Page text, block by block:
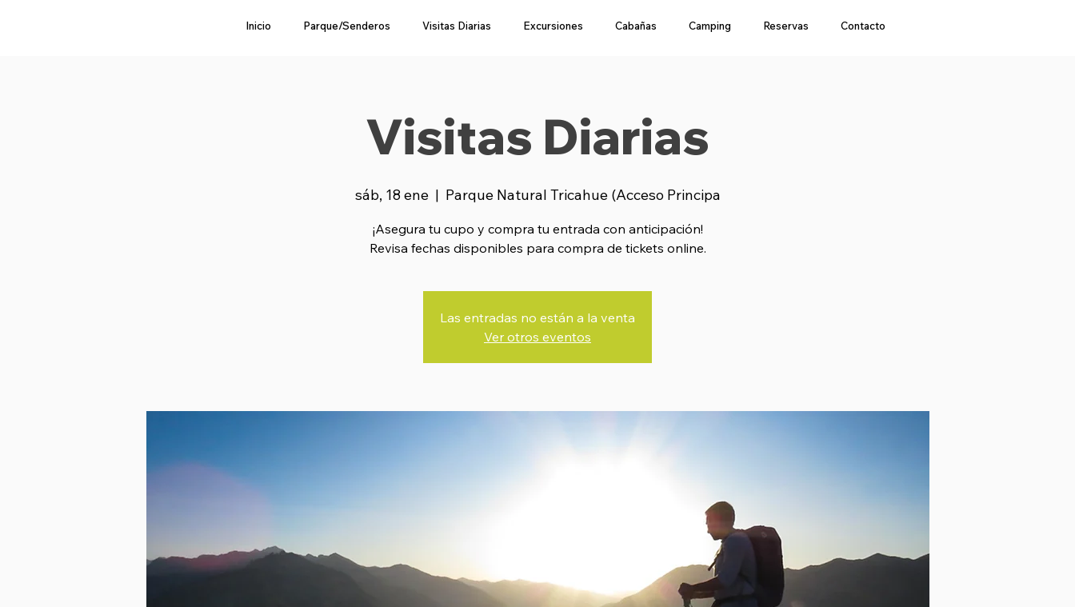
Inicio Parque/Senderos Visitas Diarias Excursiones Cabañas Camping Reservas Contacto
Visitas Diarias
sáb, 18 ene
  |
Parque Natural Tricahue (Acceso Principa
¡Asegura tu cupo y compra tu entrada con anticipación!
Revisa fechas disponibles para compra de tickets online.
Las entradas no están a la venta
Ver otros eventos